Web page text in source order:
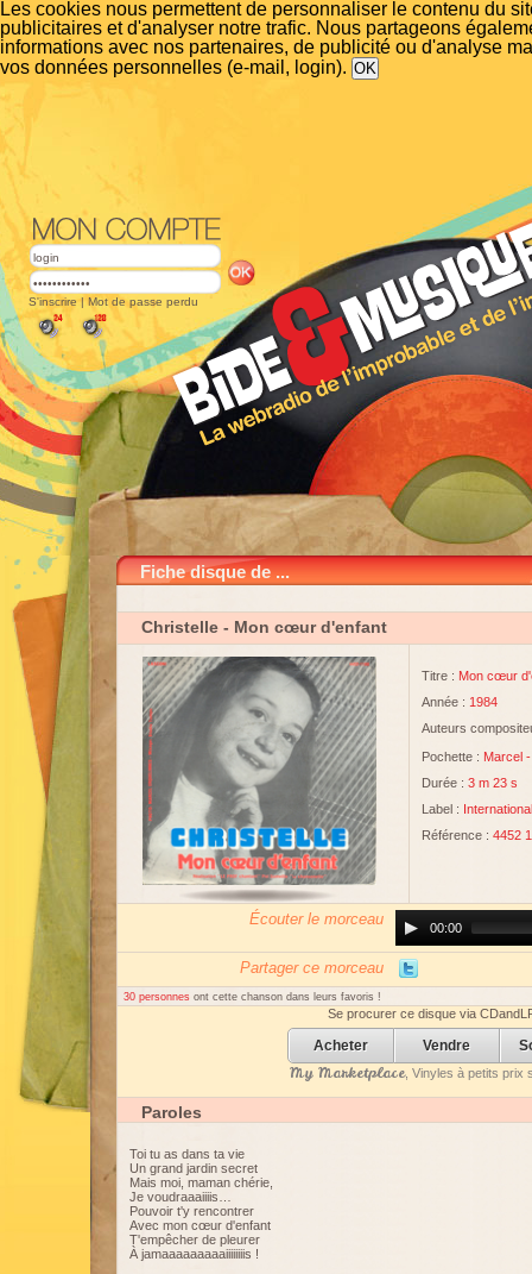
Les cookies nous permettent de personnaliser le contenu du
publicitaires et d'analyser notre trafic. Nous partageons
informations avec nos partenaires, de publicité ou d'analyse
vos données personnelles (e-mail, login).
S'inscrire | Mot de passe perdu
Fiche disque de ...
Christelle - Mon cœur d'enfant
Titre : Mon cœur
Année : 1984
Auteurs
Pochette : Marcel
Durée : 3 m 23 s
Label :
Référence : 4452
Écouter le morceau
Player00:00
Partager ce morceau
30 personnes ont cette chanson dans leurs favoris !
Se procurer ce disque via
Acheter Vendre
My Marketplace, Vinyles à petits prix
Paroles
Toi tu as dans ta vie
Un grand jardin secret
Mais moi, maman chérie,
Je voudraaaiiiis…
Pouvoir t'y rencontrer
Avec mon cœur d'enfant
T'empêcher de pleurer
À jamaaaaaaaaaiiiiiiiis !